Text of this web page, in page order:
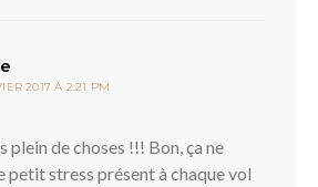
2017 À 2:21 PM
plein de choses !!! Bon, ça ne
petit stress présent à chaque vol